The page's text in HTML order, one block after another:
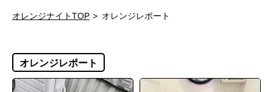
オレンジナイトTOP オレンジレポート
オレンジレポート